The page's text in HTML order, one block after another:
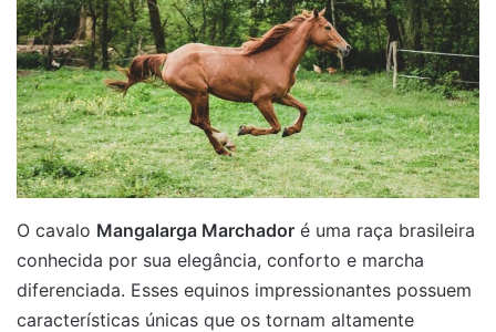
O cavalo Mangalarga Marchador é uma raça brasileira
conhecida por sua elegância, conforto e marcha
diferenciada. Esses equinos impressionantes possuem
características únicas que os tornam altamente